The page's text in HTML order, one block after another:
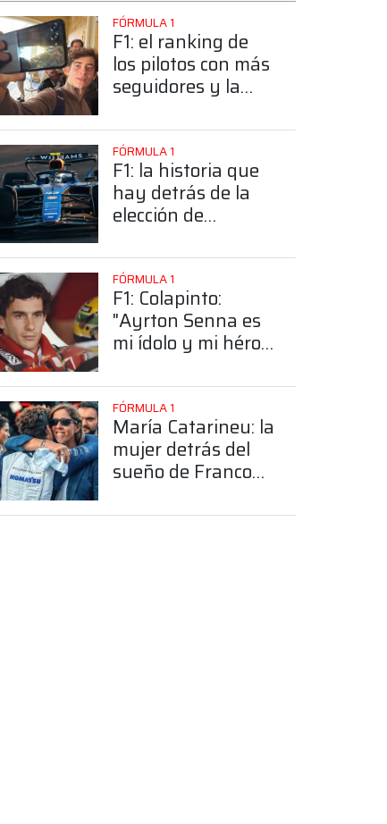
FÓRMULA 1
F1: el ranking de
los pilotos con más
seguidores y la
posición de
Colapinto
FÓRMULA 1
F1: la historia que
hay detrás de la
elección de
número 43
FÓRMULA 1
F1: Colapinto:
"Ayrton Senna es
mi ídolo y mi héroe
FÓRMULA 1
María Catarineu: la
mujer detrás del
sueño de Franco
Fórmula 1